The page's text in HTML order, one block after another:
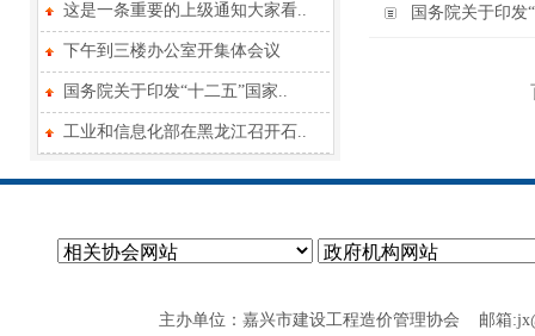
这是一条重要的上级通知大家看..
下午到三楼办公室开集体会议
国务院关于印发“十二五”国家..
工业和信息化部在黑龙江召开石..
国务院关于印发
主办单位：嘉兴市建设工程造价管理协会 邮箱